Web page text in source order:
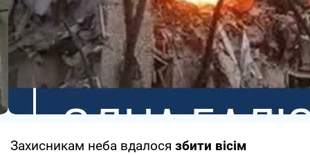
Захисникам неба вдалося збити вісім